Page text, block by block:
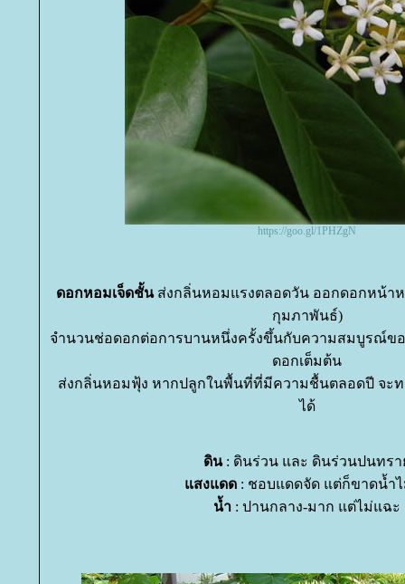
https://goo.gl/1PHZgN
ดอกหอมเจ็ดชั้นส่งกลิ่นหอมแรงตลอดวัน ออกดอกหน้าห
กุมภาพันธ์)
จำนวนช่อดอกต่อการบานหนึ่งครั้งขึ้นกับความสมบูรณ์ข
ดอกเต็มต้น
ส่งกลิ่นหอมฟุ้ง หากปลูกในพื้นที่ที่มีความชื้นตลอดปี จะ
ได้
ดิน: ดินร่วน และ ดินร่วนปนทร
สงแดด : ชอบแดดจัด แต่ก็ขาดน้ำ
น้ำ : ปานกลาง-มาก แต่ไม่แฉะ